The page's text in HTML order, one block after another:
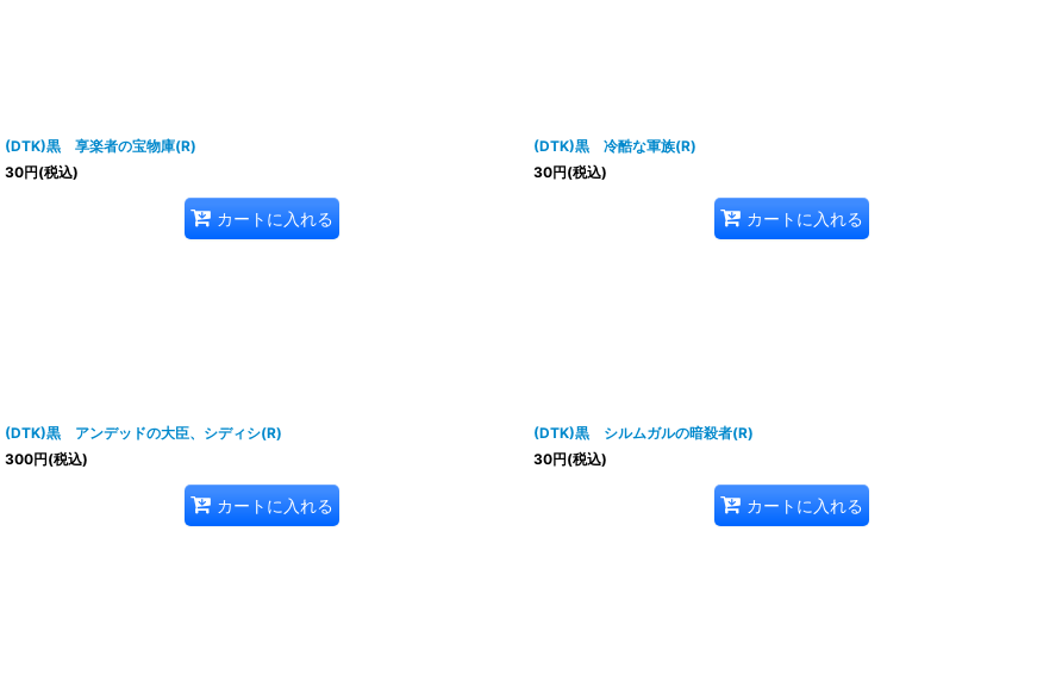
(DTK)黒 享楽者の宝物庫(R)
30円(税込)
カートに入れる
(DTK)黒 冷酷な軍族(R)
30円(税込)
カートに入れる
(DTK)黒 アンデッドの大臣、シディシ(R)
300円(税込)
カートに入れる
(DTK)黒 シルムガルの暗殺者(R)
30円(税込)
カートに入れる